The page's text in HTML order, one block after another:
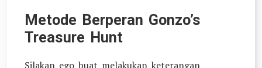
Metode Berperan Gonzo’s
Treasure Hunt
Silakan ego buat melakukan keterangan